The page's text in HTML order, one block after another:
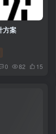
方案
0 82 15